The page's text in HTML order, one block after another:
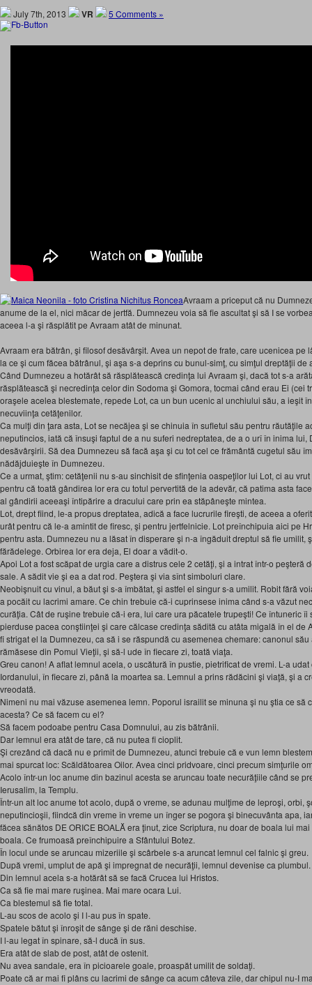
July 7th, 2013 VR 5 Comments »
Avraam a priceput că nu
anume de la el, nici măcar de jertfă. Dumnezeu voia să fie ascultat şi să I se
aceea l-a şi răsplătit pe Avraam atât de minunat.
Avraam era bătrân, şi filosof desăvârşit. Avea un nepot de frate, care ucenicea pe
la ce şi cum făcea bătrânul, şi aşa s-a deprins cu bunul-simţ, cu simţul dreptăţii de
Când Dumnezeu a hotărât să răsplătească credinţa lui Avraam şi, dacă tot s-a
răsplătească şi necredinţa celor din Sodoma şi Gomora, tocmai când erau Ei (cei
oraşele acelea blestemate, repede Lot, ca un bun ucenic al unchiului său, a ieşit
necuviinţa cetăţenilor.
Ca mulţi din ţara asta, Lot se necăjea şi se chinuia în sufletul său pentru răutăţile
neputincios, iată că însuşi faptul de a nu suferi nedreptatea, de a o urî în inima lui,
desăvârşirii. Să dea Dumnezeu să facă aşa şi cu tot cel ce frământă cugetul său
nădăjduieşte în Dumnezeu.
Ce a urmat, ştim: cetăţenii nu s-au sinchisit de sfinţenia oaspeţilor lui Lot, ci au
pentru că toată gândirea lor era cu totul pervertită de la adevăr, că patima asta
al gândirii aceeaşi întipărire a dracului care prin ea stăpâneşte mintea.
Lot, drept fiind, le-a propus dreptatea, adică a face lucrurile fireşti, de aceea a
urât pentru că le-a amintit de firesc, şi pentru jertfelnicie. Lot preînchipuia aici pe
pentru asta. Dumnezeu nu a lăsat în disperare şi n-a îngăduit dreptul să fie umilit,
fărădelege. Orbirea lor era deja, El doar a vădit-o.
Apoi Lot a fost scăpat de urgia care a distrus cele 2 cetăţi, şi a intrat într-o peşteră
sale. A sădit vie şi ea a dat rod. Peştera şi via sînt simboluri clare.
Neobişnuit cu vinul, a băut şi s-a îmbătat, şi astfel el singur s-a umilit. Robit fără
a pocăit cu lacrimi amare. Ce chin trebuie că-i cuprinsese inima când s-a văzut
curăţia. Cât de ruşine trebuie că-i era, lui care ura păcatele trupeşti! Ce întuneric îi
pierduse pacea conştiinţei şi care călcase credinţa sădită cu atâta migală în el de
fi strigat el la Dumnezeu, ca să i se răspundă cu asemenea chemare: canonul
rămăsese din Pomul Vieţii, şi să-l ude în fiecare zi, toată viaţa.
Greu canon! A aflat lemnul acela, o uscătură în pustie, pietrificat de vremi. L-a
Iordanului, în fiecare zi, până la moartea sa. Lemnul a prins rădăcini şi viaţă, şi a
vreodată.
Nimeni nu mai văzuse asemenea lemn. Poporul israilit se minuna şi nu ştia ce să
acesta? Ce să facem cu el?
Să facem podoabe pentru Casa Domnului, au zis bătrânii.
Dar lemnul era atât de tare, că nu putea fi cioplit.
Şi crezând că dacă nu e primit de Dumnezeu, atunci trebuie că e vun lemn
mai spurcat loc: Scăldătoarea Oilor. Avea cinci pridvoare, cinci precum simţurile
Acolo într-un loc anume din bazinul acesta se aruncau toate necurăţiile când se
Ierusalim, la Templu.
Într-un alt loc anume tot acolo, după o vreme, se adunau mulţime de leproşi, orbi,
neputincioşii, fiindcă din vreme în vreme un înger se pogora şi binecuvânta apa,
făcea sănătos DE ORICE BOALĂ era ţinut, zice Scriptura, nu doar de boala lui
boala. Ce frumoasă preînchipuire a Sfântului Botez.
În locul unde se aruncau mizeriile şi scârbele s-a aruncat lemnul cel falnic şi greu.
După vremi, umplut de apă şi impregnat de necurăţii, lemnul devenise ca plumbul.
Din lemnul acela s-a hotărât să se facă Crucea lui Hristos.
Ca să fie mai mare ruşinea. Mai mare ocara Lui.
Ca blestemul să fie total.
L-au scos de acolo şi I l-au pus în spate.
Spatele bătut şi înroşit de sânge şi de răni deschise.
I l-au legat în spinare, să-l ducă în sus.
Era atât de slab de post, atât de ostenit.
Nu avea sandale, era în picioarele goale, proaspăt umilit de soldaţi.
Poate că ar mai fi plâns cu lacrimi de sânge ca acum câteva zile, dar chipul nu-I